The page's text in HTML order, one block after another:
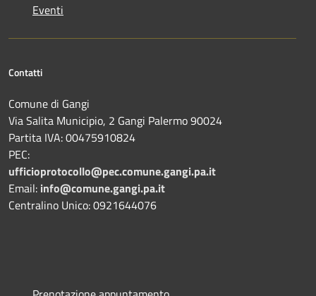
Eventi
Contatti
Comune di Gangi
Via Salita Municipio, 2 Gangi Palermo 90024
Partita IVA: 00475910824
PEC:
ufficioprotocollo@pec.comune.gangi.pa.it
Email: info@comune.gangi.pa.it
Centralino Unico: 0921644076